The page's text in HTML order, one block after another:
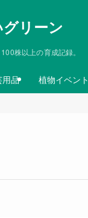
リーン
株以上の育成記録。
用品 植物イベント